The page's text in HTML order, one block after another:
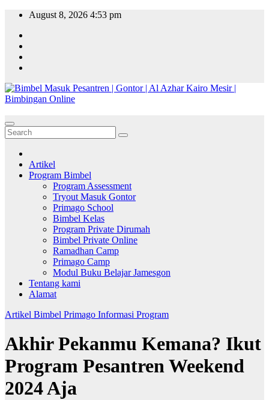
Skip
content
August 8, 2026 4:53 pm
Artikel
Program Bimbel
Program Assessment
Tryout Masuk Gontor
Primago School
Bimbel Kelas
Program Private Dirumah
Bimbel Private Online
Ramadhan Camp
Primago Camp
Modul Buku Belajar Jamesgon
Tentang kami
Alamat
Artikel Bimbel Primago Informasi Program
Akhir Pekanmu Kemana? Ikut
Program Pesantren Weekend
2024 Aja